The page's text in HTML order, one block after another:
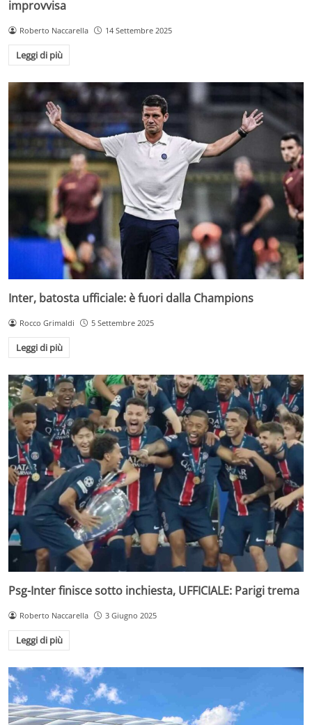
improvvisa
Roberto Naccarella 14 Settembre 2025
Leggi di più
Inter, batosta ufficiale: è fuori dalla Champions
Rocco Grimaldi 5 Settembre 2025
Leggi di più
Psg-Inter finisce sotto inchiesta, UFFICIALE: Parigi trema
Roberto Naccarella 3 Giugno 2025
Leggi di più